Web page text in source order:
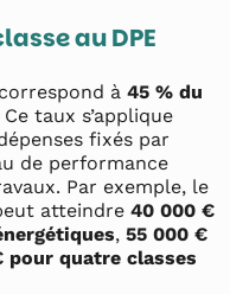
au DPE
à 45 % du
Ce taux s’applique
fixés par
de performance
Par exemple, le
atteindre 40 000 €
, 55 000 €
pour quatre classes